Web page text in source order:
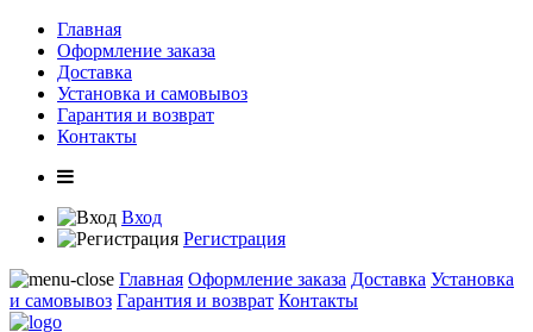
Главная
Оформление заказа
Доставка
Установка и самовывоз
Гарантия и возврат
Контакты
Вход
Регистрация
Главная Оформление заказа Доставка Установка
и самовывоз Гарантия и возврат Контакты